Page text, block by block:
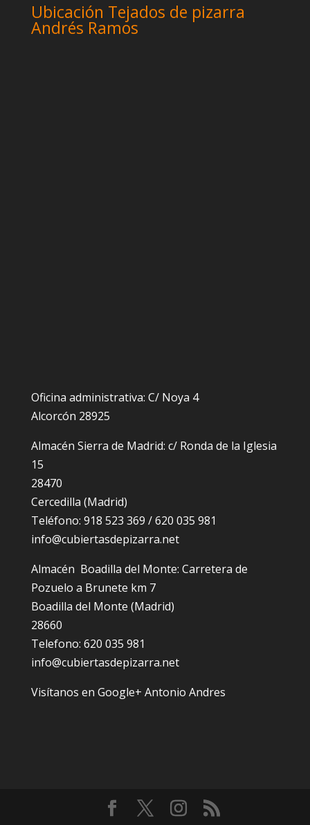
Ubicación Tejados de pizarra
Andrés Ramos
Oficina administrativa: C/ Noya 4
Alcorcón 28925
Almacén Sierra de Madrid: c/ Ronda de la Iglesia
15
28470
Cercedilla (Madrid)
Teléfono: 918 523 369 / 620 035 981
info@cubiertasdepizarra.net
Almacén Boadilla del Monte: Carretera de
Pozuelo a Brunete km 7
Boadilla del Monte (Madrid)
28660
Telefono: 620 035 981
info@cubiertasdepizarra.net
Visítanos en Google+ Antonio Andres